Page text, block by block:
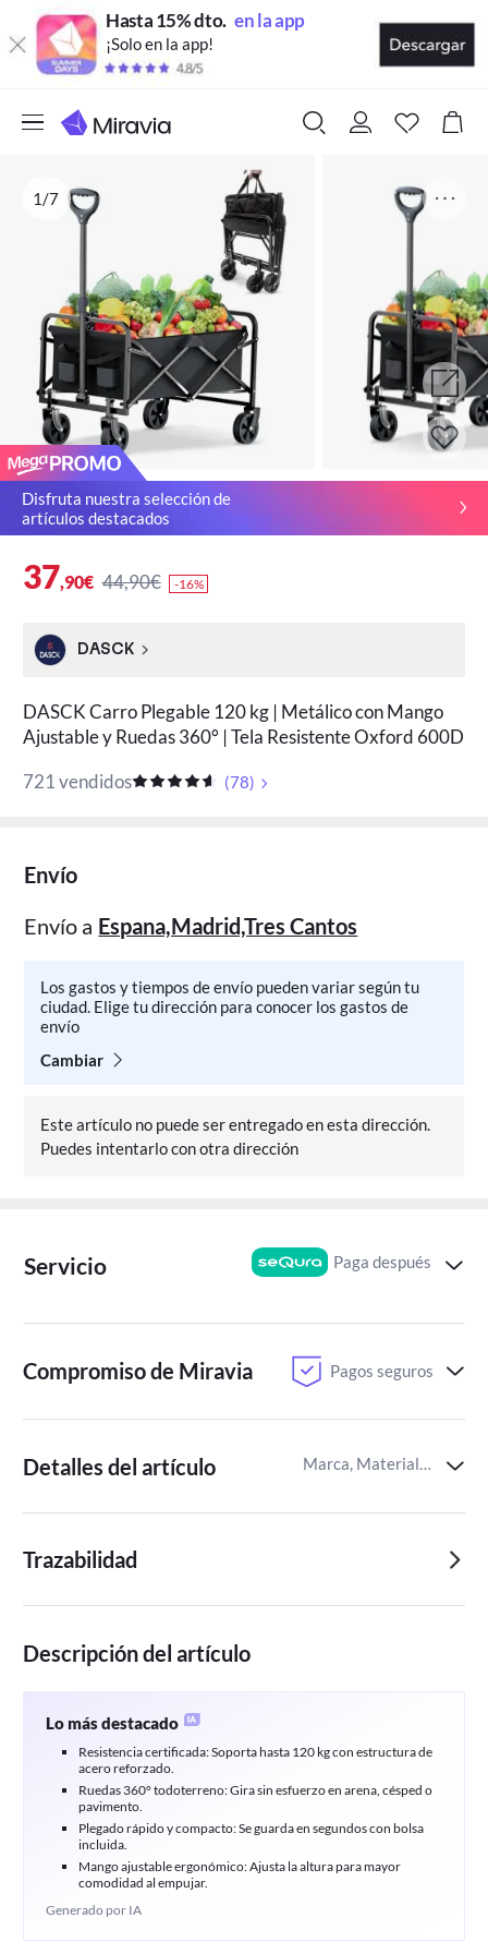
Hasta 15% dto. en la app
¡Solo en la app!
1/7
Disfruta nuestra selección de
artículos destacados
37,90€ 44,90€ -16%
DASCK
DASCK Carro Plegable 120 kg | Metálico con Mango
Ajustable y Ruedas 360° | Tela Resistente Oxford 600D
721 vendidos
(78)
Envío
Envío a Espana,Madrid,Tres Cantos
Los gastos y tiempos de envío pueden variar según tu
ciudad. Elige tu dirección para conocer los gastos de
envío
Cambiar
Este artículo no puede ser entregado en esta dirección.
Puedes intentarlo con otra dirección
Servicio Paga después
Compromiso de Miravia Pagos seguros
Detalles del artículo Marca, Material del recipiente y del almacenaje,Capacidad
Trazabilidad
Descripción del artículo
Lo más destacado
Resistencia certificada: Soporta hasta 120 kg con estructura de
acero reforzado.
Ruedas 360° todoterreno: Gira sin esfuerzo en arena, césped o
pavimento.
Plegado rápido y compacto: Se guarda en segundos con bolsa
incluida.
Mango ajustable ergonómico: Ajusta la altura para mayor
comodidad al empujar.
Generado por IA